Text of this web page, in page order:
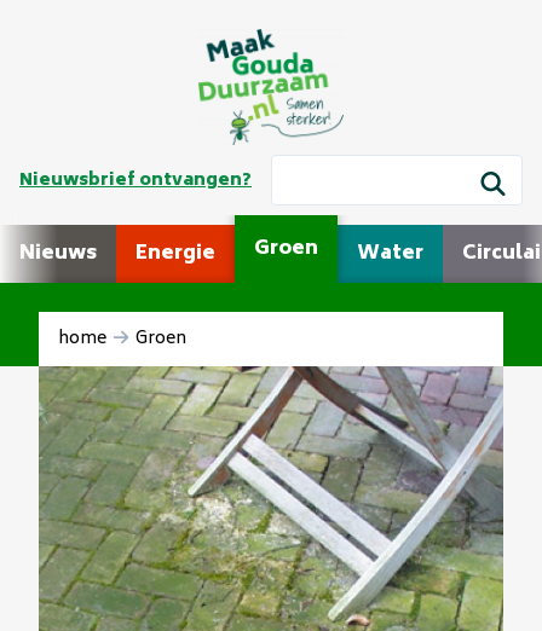
Nieuwsbrief ontvangen?
Nieuws Energie Groen Water
home Groen